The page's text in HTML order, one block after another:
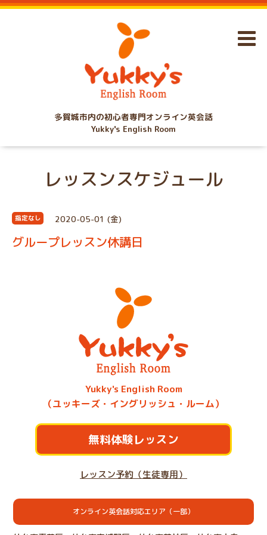
多賀城市内の初心者専門オンライン英会話
Yukky's English Room
レッスンスケジュール
指定なし 2020-05-01 (金)
グループレッスン休講日
Yukky's English Room
（ユッキーズ・イングリッシュ・ルーム）
無料体験レッスン
レッスン予約（生徒専用）
オンライン英会話対応エリア（一部）